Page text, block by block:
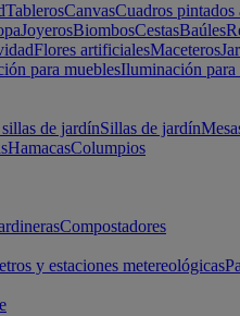
TablerosCanvasCuadros pintados
JoyerosBiombosCestasBaúles
Flores artificialesMaceteros
para mueblesIluminación
de jardínSillas de jardín
HamacasColumpios
Compostadores
y estaciones metereológicas